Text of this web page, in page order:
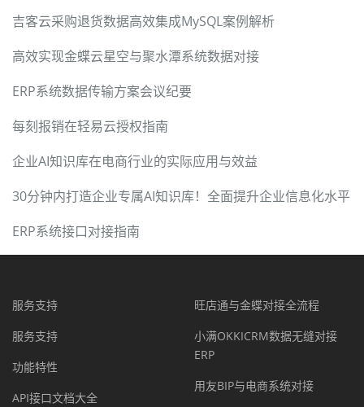
吉客云采购退货数据高效集成MySQL案例解析
高效实现金蝶云星空与聚水潭系统数据对接
ERP系统数据传输方案会议纪要
每刻报销在轻易云授权指南
企业AI知识库在电商行业的实际应用与效益
30分钟内打造企业专属AI知识库！全面提升企业信息化水平
ERP系统接口对接指南
服务支持
服务支持
功能特性
API接口文档大全
旺店通与金蝶对接全流程
小满OKKICRM数据无缝对接
ERP
用友BIP与电商系统对接